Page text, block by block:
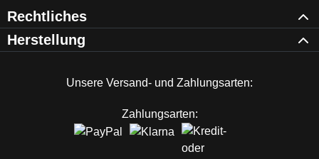
Rechtliches
Herstellung
Unsere Versand- und Zahlungsarten:
Zahlungsarten: